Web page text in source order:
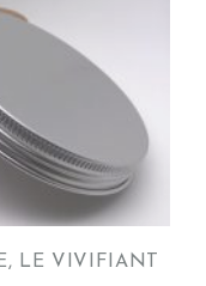
LE VIVIFIANT